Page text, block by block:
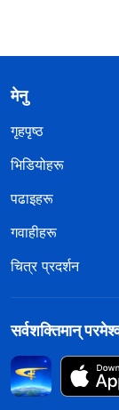
मेनु
गृहपृष्ठ
भिडियोहरू
पढाइहरू
गवाहीहरू
चित्र प्रदर्शन
सर्वशक्तिमान्‌